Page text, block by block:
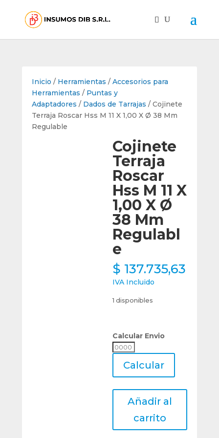
Inicio / Herramientas / Accesorios para
Herramientas / Puntas y
Adaptadores / Dados de Tarrajas / Cojinete
Terraja Roscar Hss M 11 X 1,00 X Ø 38 Mm
Regulable
Cojinete
Terraja
Roscar
Hss M 11 X
1,00 X Ø
38 Mm
Regulabl
e
$ 137.735,63
IVA Incluido
1 disponibles
Calcular Envio
Calcular
Calcular
Terraja
Roscar
Hss
Añadir al
carrito